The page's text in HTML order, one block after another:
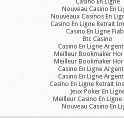
Nouveau Casino En
Nouveaux Casinos En
Casino En Ligne Retrait
Casino En Ligne
Btc Casino
Casino En Ligne Argent
Meilleur Bookmaker
Meilleur Bookmaker
Casino En Ligne Argent
Casino En Ligne Argent
Casino En Ligne Retrait
Jeux Poker En
Meilleur Casino En Ligne
Nouveau Casino En